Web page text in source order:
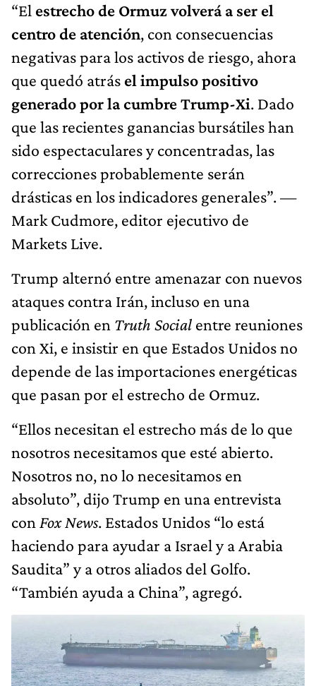
“El estrecho de Ormuzvolverá a ser el
centro de atención, con consecuencias
negativas para los activos de riesgo, ahora
que quedó atrás el impulso positivo
generado por la cumbre Trump-Xi. Dado
que las recientes ganancias bursátiles han
sido espectaculares y concentradas, las
correcciones probablemente serán
drásticas en los indicadores generales”. —
Mark Cudmore, editor ejecutivo de
Markets Live.
Trump alternó entre amenazar con nuevos
ataques contra Irán, incluso en una
publicación en Truth Social entre reuniones
con Xi, e insistir en que Estados Unidos no
depende de las importaciones energéticas
que pasan por el estrecho de Ormuz.
“Ellos necesitan el estrecho más de lo que
nosotros necesitamos que esté abierto.
Nosotros no, no lo necesitamos en
absoluto”, dijo Trump en una entrevista
con Fox News. Estados Unidos “lo está
haciendo para ayudar a Israel y a Arabia
Saudita” y a otros aliados del Golfo.
“También ayuda a China”, agregó.